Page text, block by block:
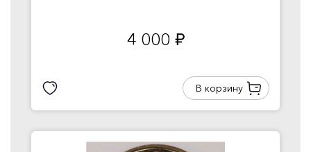
4 000 руб.
В корзину